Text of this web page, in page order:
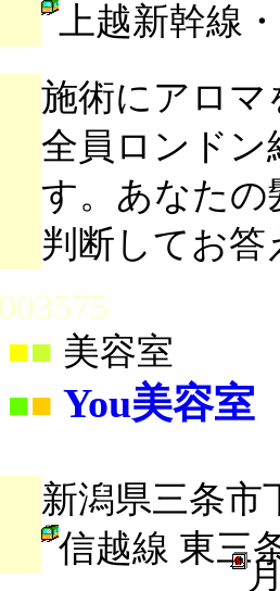
上越新幹線
施術にアロ
全員ロンドン
す。あなた
判断してお答
■ 美容室
■■ You美容室
新潟県三条市
信越線 東三